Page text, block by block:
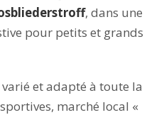
, dans une
pour petits et grands
et adapté à toute la
marché local «